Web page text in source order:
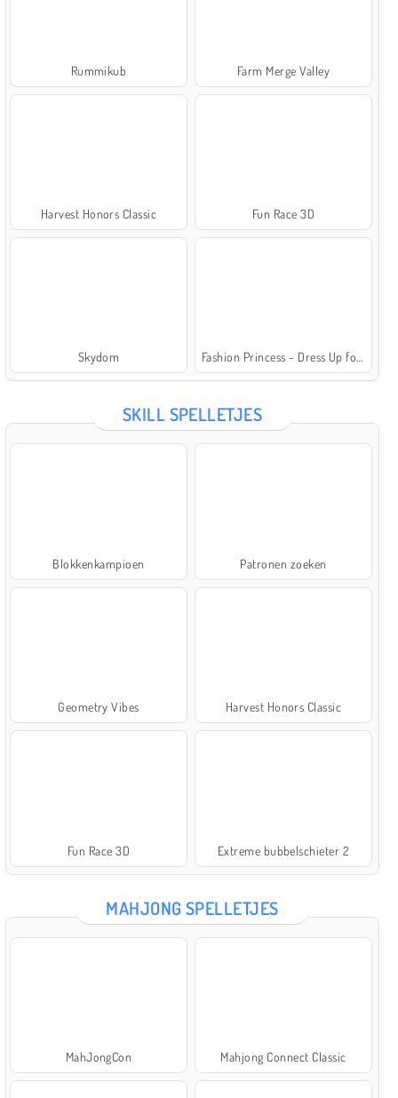
Rummikub Farm Merge Valley
Harvest Honors Classic Fun Race 3D
Skydom Fashion Princess - Dress Up for Girls
SKILL SPELLETJES
Blokkenkampioen Patronen zoeken
Geometry Vibes Harvest Honors Classic
Fun Race 3D Extreme bubbelschieter 2
MAHJONG SPELLETJES
MahJongCon Mahjong Connect Classic